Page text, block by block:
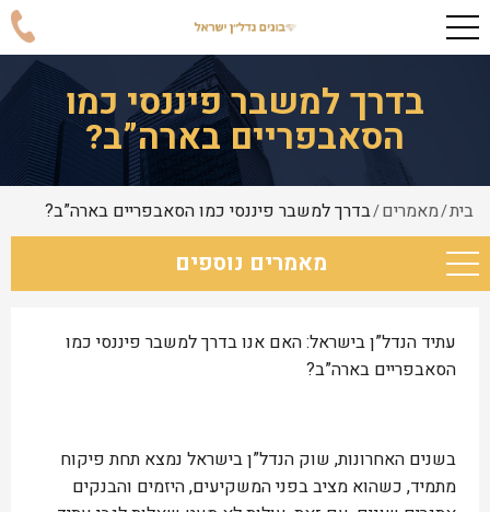
בדרך למשבר פיננסי כמו
הסאבפריים בארה”ב?
בית/מאמרים/בדרך למשבר פיננסי כמו הסאבפריים בארה”ב?
מאמרים נוספים
עתיד הנדל”ן בישראל: האם אנו בדרך למשבר פיננסי כמו
הסאבפריים בארה”ב?
בשנים האחרונות, שוק הנדל”ן בישראל נמצא תחת פיקוח
מתמיד, כשהוא מציב בפני המשקיעים, היזמים והבנקים